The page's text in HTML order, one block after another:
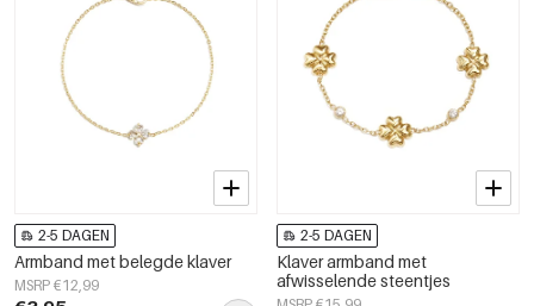
2-5 DAGEN
Armband met belegde klaver
MSRP €12,99
2-5 DAGEN
Klaver armband met
afwisselende steentjes